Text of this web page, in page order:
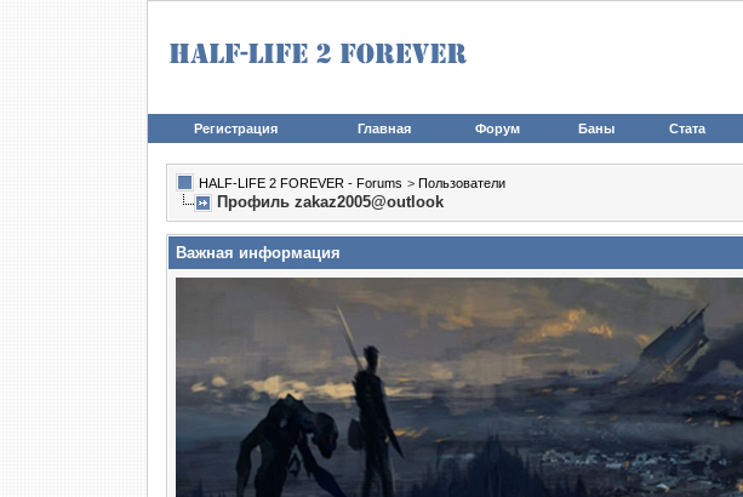
Регистрация Главная Форум Баны Стата
HALF-LIFE 2 FOREVER - Forums > Пользователи
Профиль zakaz2005@outlook
Важная информация